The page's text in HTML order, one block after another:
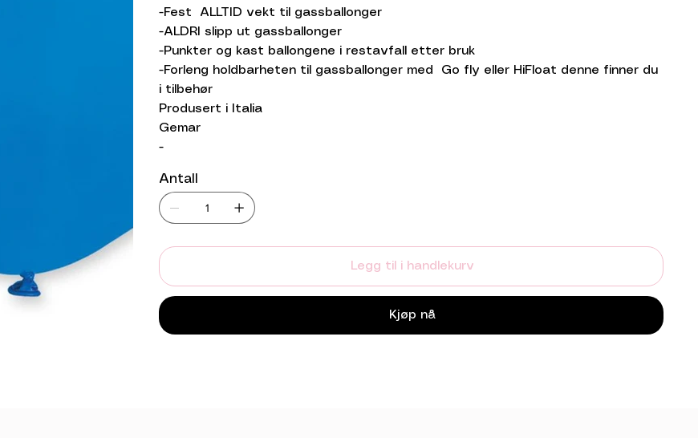
-Fest ALLTID vekt til gassballonger
-ALDRI slipp ut gassballonger
-Punkter og kast ballongene i restavfall etter bruk
-Forleng holdbarheten til gassballonger med Go fly eller HiFloat denne finner du
i tilbehør
Produsert i Italia
Gemar
-
Antall
Legg til i handlekurv
Kjøp nå